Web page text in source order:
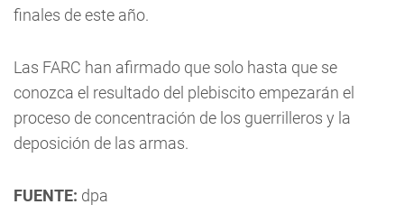
finales de este año.
Las FARC han afirmado que solo hasta que se
conozca el resultado del plebiscito empezarán el
proceso de concentración de los guerrilleros y la
deposición de las armas.
FUENTE: dpa